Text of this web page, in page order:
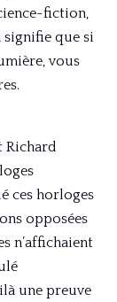
fiction,
signifie que si
vous
Richard
ces horloges
opposées
n’affichaient
une preuve